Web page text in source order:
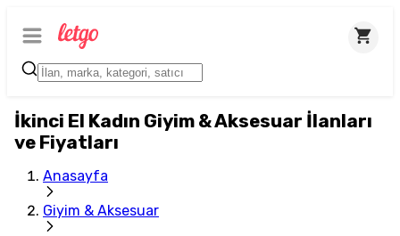
İkinci El Kadın Giyim & Aksesuar İlanları
ve Fiyatları
Anasayfa
Giyim & Aksesuar